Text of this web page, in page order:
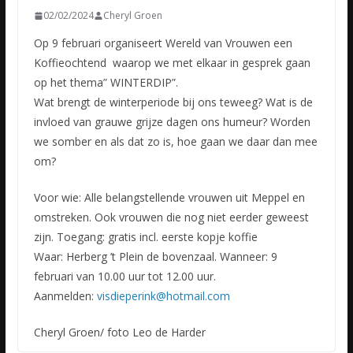
02/02/2024 Cheryl Groen
Op 9 februari organiseert Wereld van Vrouwen een
Koffieochtend waarop we met elkaar in gesprek gaan
op het thema” WINTERDIP”.
Wat brengt de winterperiode bij ons teweeg? Wat is de
invloed van grauwe grijze dagen ons humeur? Worden
we somber en als dat zo is, hoe gaan we daar dan mee
om?
Voor wie: Alle belangstellende vrouwen uit Meppel en
omstreken. Ook vrouwen die nog niet eerder geweest
zijn. Toegang: gratis incl. eerste kopje koffie
Waar: Herberg ’t Plein de bovenzaal. Wanneer: 9
februari van 10.00 uur tot 12.00 uur.
Aanmelden: visdieperink@hotmail.com
Cheryl Groen/ foto Leo de Harder